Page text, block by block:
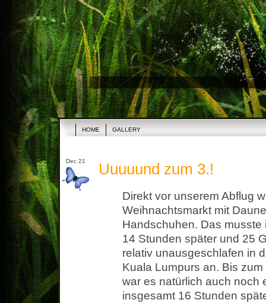
HOME GALLERY
Dec 21 Uuuuund zum 3.!
Direkt vor unserem Abflug
Weihnachtsmarkt mit
Handschuhen. Das
14 Stunden später und 25
relativ unausgeschlafen in
Kuala Lumpurs an. Bis
war es natürlich auch noch
insgesamt 16 Stunden